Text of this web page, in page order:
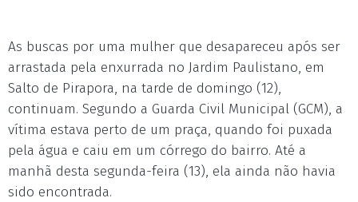
As buscas por uma mulher que desapareceu após ser
arrastada pela enxurrada no Jardim Paulistano, em
Salto de Pirapora, na tarde de domingo (12),
continuam. Segundo a Guarda Civil Municipal (GCM), a
vítima estava perto de um praça, quando foi puxada
pela água e caiu em um córrego do bairro. Até a
manhã desta segunda-feira (13), ela ainda não havia
sido encontrada.